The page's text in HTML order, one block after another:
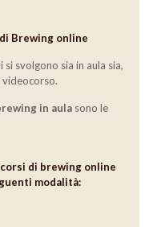
Brewing online
i si svolgono sia in aula sia,
videocorso.
in aulasono le
di brewing online
modalità: